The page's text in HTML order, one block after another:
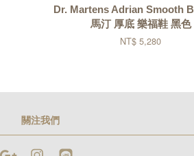
Dr. Martens Adrian Smooth
馬汀 厚底 樂福鞋 黑色
NT$ 5,280
關注我們
Google Instagram